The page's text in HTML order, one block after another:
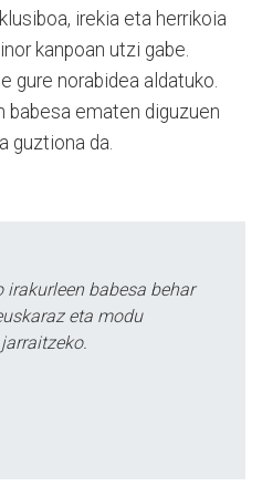
irekia eta herrikoia
kanpoan utzi gabe.
gure norabidea aldatuko.
babesa ematen diguzuen
guztiona da.
irakurleen babesa behar
eta modu